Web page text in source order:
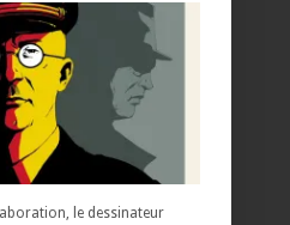
le dessinateur